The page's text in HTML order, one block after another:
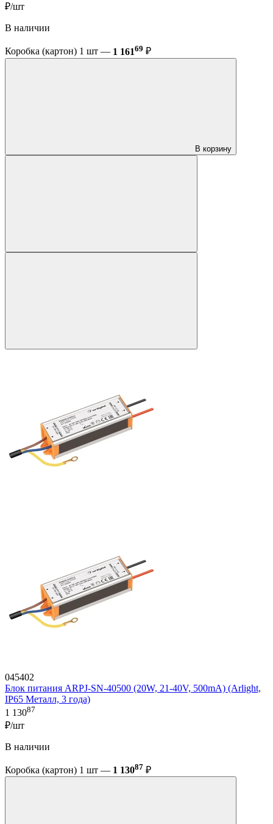
₽/шт
В наличии
Коробка (картон) 1 шт — 1 16169 ₽
В корзину
045402
Блок питания ARPJ-SN-40500 (20W, 21-40V, 500mA) (Arlight,
IP65 Металл, 3 года)
1 13087
₽/шт
В наличии
Коробка (картон) 1 шт — 1 13087 ₽